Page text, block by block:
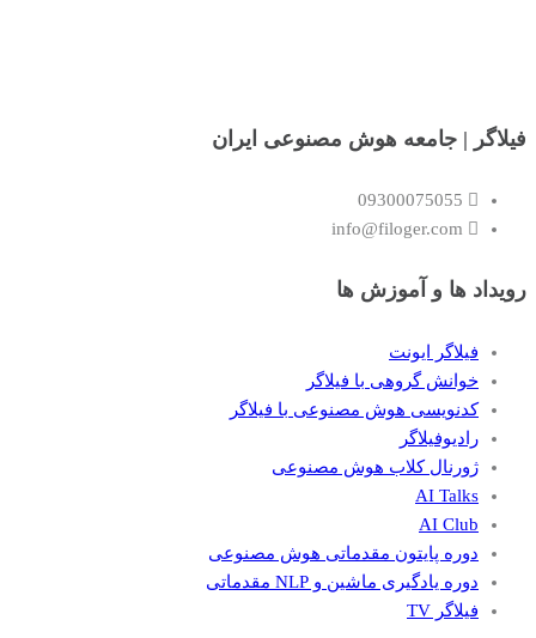
فیلاگر | جامعه هوش مصنوعی ایران
09300075055
info@filoger.com
رویداد ها و آموزش ها
فیلاگر ایونت
خوانش گروهی با فیلاگر
کدنویسی هوش مصنوعی با فیلاگر
رادیوفیلاگر
ژورنال کلاب هوش مصنوعی
AI Talks
AI Club
دوره پایتون مقدماتی هوش مصنوعی
دوره یادگیری ماشین و NLP مقدماتی
فیلاگر TV